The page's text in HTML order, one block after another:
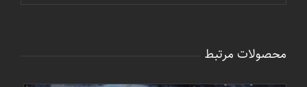
محصولات مرتبط